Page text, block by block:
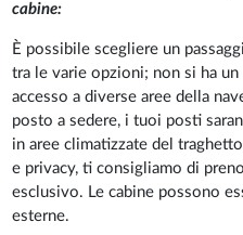
cabine:
È possibile scegliere un
tra le varie opzioni; non si ha un
accesso a diverse aree della
posto a sedere, i tuoi posti
in aree climatizzate del
e privacy, ti consigliamo di
esclusivo. Le cabine possono
esterne.